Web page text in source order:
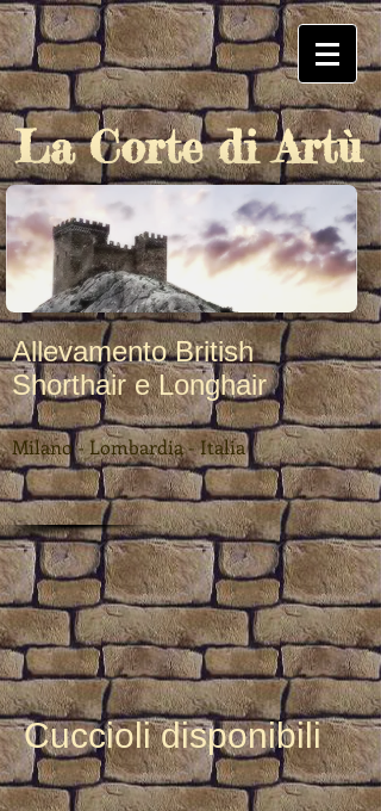
La Corte di Artù
Milano - Lombardia - Italia
Allevamento British
Shorthair e Longhair
Cuccioli disponibili